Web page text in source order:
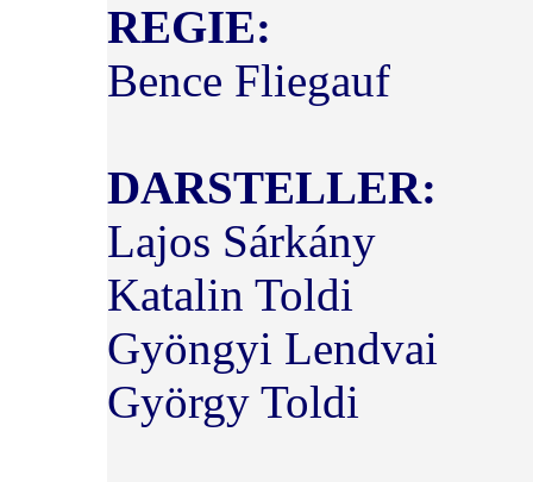
REGIE:
Bence Fliegauf
DARSTELLER:
Lajos Sárkány
Katalin Toldi
Gyöngyi Lendvai
György Toldi